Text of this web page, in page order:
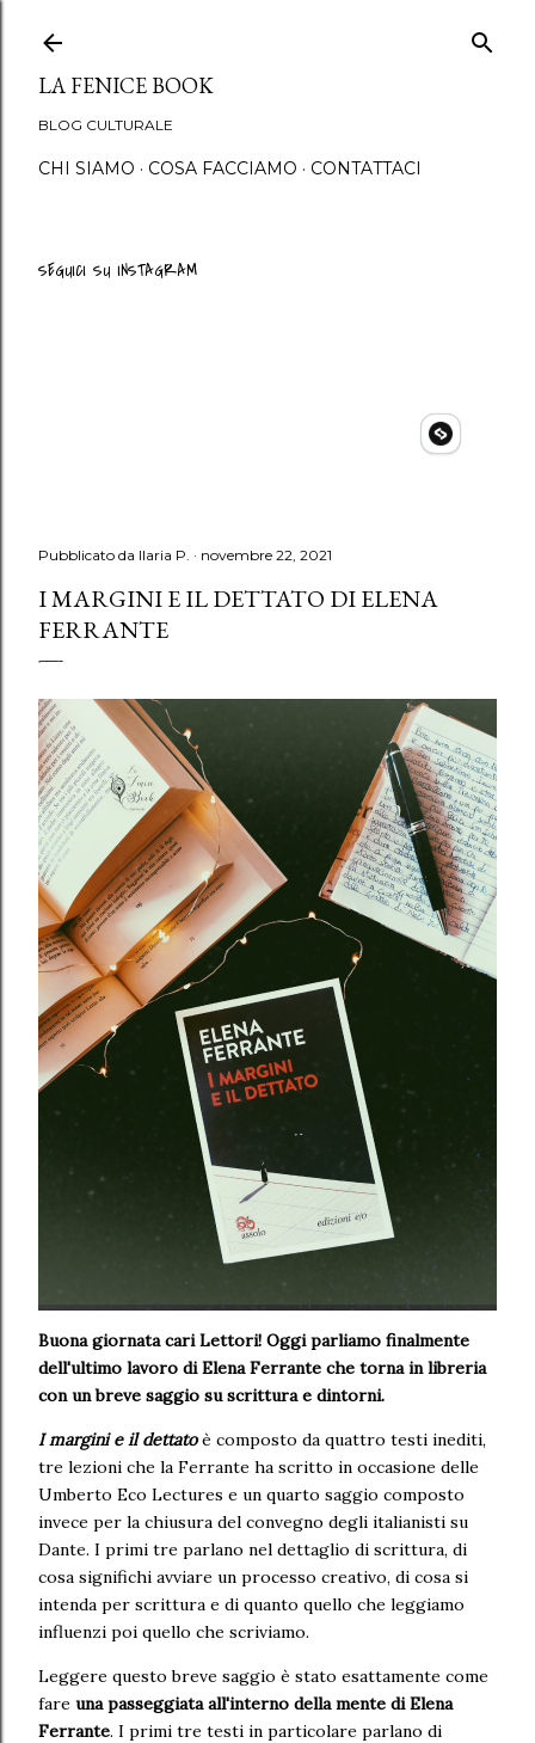
LA FENICE BOOK
BLOG CULTURALE
CHI SIAMO COSA FACCIAMO CONTATTACI
SEGUICI SU INSTAGRAM
Pubblicato da Ilaria P. novembre 22, 2021
I MARGINI E IL DETTATO DI ELENA
FERRANTE
Buona giornata cari Lettori! Oggi parliamo finalmente
dell'ultimo lavoro di Elena Ferrante che torna in libreria
con un breve saggio su scrittura e dintorni.
I margini e il dettatoè composto da quattro testi inediti,
tre lezioni che la Ferrante ha scritto in occasione delle
Umberto Eco Lectures e un quarto saggio composto
invece per la chiusura del convegno degli italianisti su
Dante. I primi tre parlano nel dettaglio di scrittura, di
cosa significhi avviare un processo creativo, di cosa si
intenda per scrittura e di quanto quello che leggiamo
influenzi poi quello che scriviamo.
Leggere questo breve saggio è stato esattamente come
fare una passeggiata all'interno della mente di Elena
Ferrante. I primi tre testi in particolare parlano di